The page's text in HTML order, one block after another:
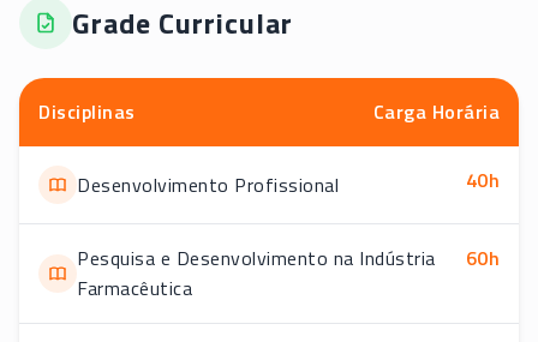
Grade Curricular
Disciplinas Carga Horária
Desenvolvimento Profissional 40h
Pesquisa e Desenvolvimento na Indústria
Farmacêutica
60h